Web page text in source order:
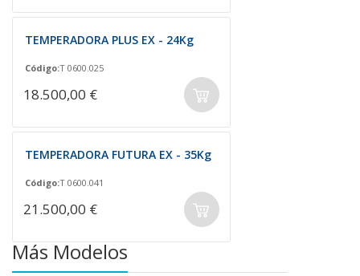
TEMPERADORA PLUS EX - 24Kg
Código:T 0600.025
18.500,00 €
TEMPERADORA FUTURA EX - 35Kg
Código:T 0600.041
21.500,00 €
Más Modelos